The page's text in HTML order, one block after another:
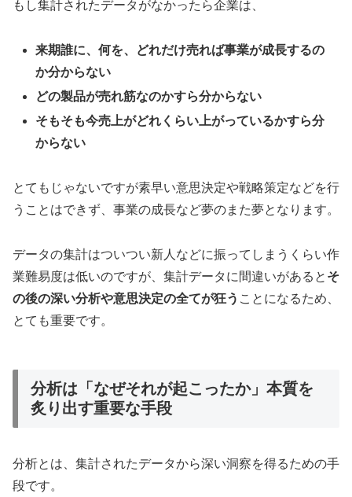
もし集計されたデータがなかったら企業は、
来期誰に、何を、どれだけ売れば事業が成長するの
か分からない
どの製品が売れ筋なのかすら分からない
そもそも今売上がどれくらい上がっているかすら分
からない
とてもじゃないですが素早い意思決定や戦略策定などを行
うことはできず、事業の成長など夢のまた夢となります。
データの集計はついつい新人などに振ってしまうくらい作
業難易度は低いのですが、集計データに間違いがあると そ
の後の深い分析や意思決定の全てが狂う ことになるため、
とても重要です。
分析は「なぜそれが起こったか」本質を
炙り出す重要な手段
分析とは、集計されたデータから深い洞察を得るための手
段です。